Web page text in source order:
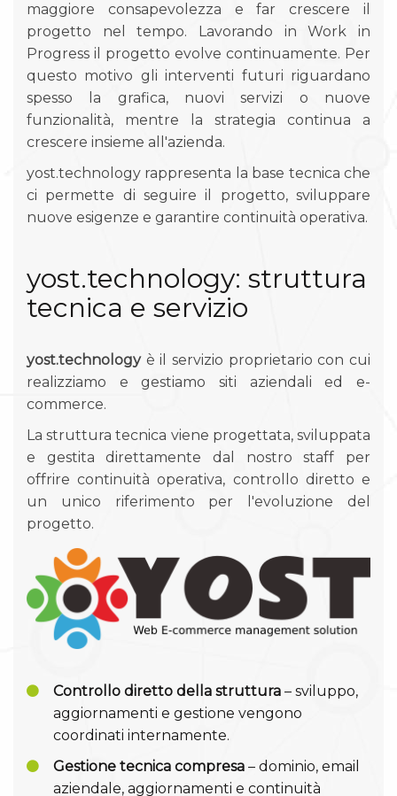
maggiore consapevolezza e far crescere il
progetto nel tempo. Lavorando in Work in
Progress il progetto evolve continuamente. Per
questo motivo gli interventi futuri riguardano
spesso la grafica, nuovi servizi o nuove
funzionalità, mentre la strategia continua a
crescere insieme all'azienda.
yost.technology rappresenta la base tecnica che
ci permette di seguire il progetto, sviluppare
nuove esigenze e garantire continuità operativa.
yost.technology: struttura
tecnica e servizio
yost.technologyè il servizio proprietario con cui
realizziamo e gestiamo siti aziendali ed e-
commerce.
La struttura tecnica viene progettata, sviluppata
e gestita direttamente dal nostro staff per
offrire continuità operativa, controllo diretto e
un unico riferimento per l'evoluzione del
progetto.
Controllo diretto della struttura – sviluppo,
aggiornamenti e gestione vengono
coordinati internamente.
Gestione tecnica compresa – dominio, email
aziendale, aggiornamenti e continuità